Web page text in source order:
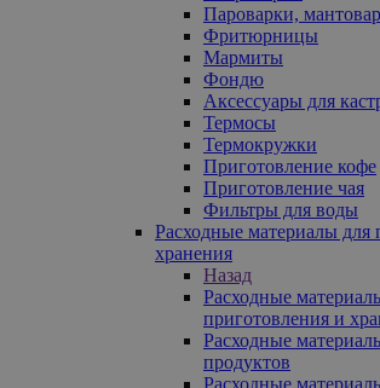
Пароварки,
Фритюрницы
Мармиты
Фондю
Аксессуары для
Термосы
Термокружки
Приготовление кофе
Приготовление чая
Фильтры для воды
Расходные материалы для
хранения
Назад
Расходные
приготовления и
Расходные
продуктов
Расходные